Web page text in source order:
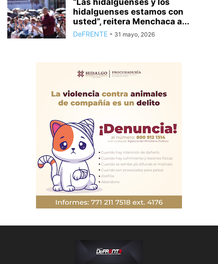
“Las hidalguenses y los
hidalguenses estamos con
usted”, reitera Menchaca a...
DeFRENTE - 31 mayo, 2026